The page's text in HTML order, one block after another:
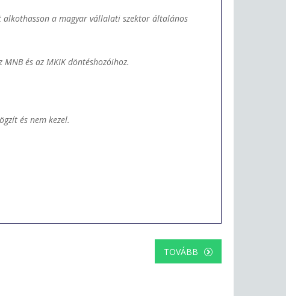
alkothasson a magyar vállalati szektor általános
és az MKIK döntéshozóihoz.
és nem kezel.
TOVÁBB